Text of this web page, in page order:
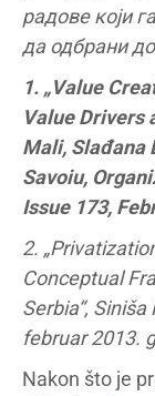
радове који
да одбрани
1. „Value
Value Drivers
Mali, Slađana
Savoiu,
Issue 173,
2.
Conceptual
Serbia“,
februar 2013.
Nakon što je